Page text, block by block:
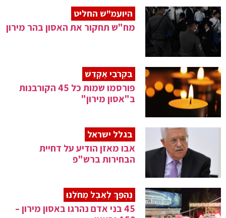
היועמ"ש החליט
מח"ש תחקור את האסון בהר מירון
בִּקְרֹבַי אֶקָּדֵשׁ
פורסמו שמות כל 45 הקורבנות
ב"אסון מירון"
בגלל ישראל
אבו מאזן הודיע על דחיית
הבחירות ברש"פ
נֶהְפַּךְ לְאֵבֶל מְחֹלֵנוּ
45 בני אדם נהרגו באסון מירון –